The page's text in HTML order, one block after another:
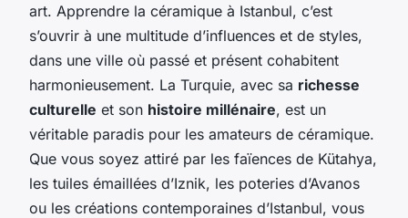
art. Apprendre la céramique à Istanbul, c’est
s’ouvrir à une multitude d’influences et de styles,
dans une ville où passé et présent cohabitent
harmonieusement. La Turquie, avec sa richesse
culturelle et son histoire millénaire, est un
véritable paradis pour les amateurs de céramique.
Que vous soyez attiré par les faïences de Kütahya,
les tuiles émaillées d’Iznik, les poteries d’Avanos
ou les créations contemporaines d’Istanbul, vous